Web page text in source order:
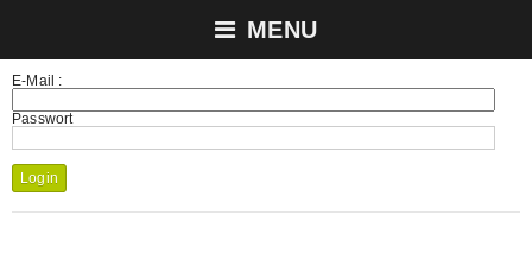
MENU
E-Mail :
Passwort
Login